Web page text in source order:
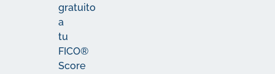
gratuito
a
tu
FICO®
Score